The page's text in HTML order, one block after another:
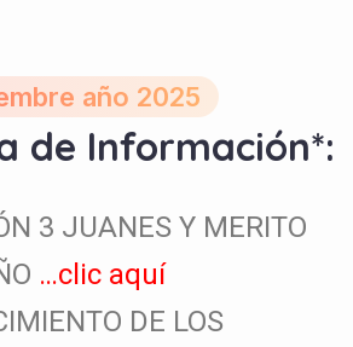
año 2025
de Información*:
3 JUANES Y MERITO
…clic aquí
DE LOS